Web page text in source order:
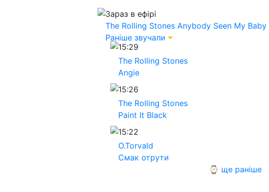
Зараз в ефірі
The Rolling Stones Anybody Seen My Baby
Раніше звучали
15:29
The Rolling Stones
Angie
15:26
The Rolling Stones
Paint It Black
15:22
O.Torvald
Смак отрути
⌚ ще раніше